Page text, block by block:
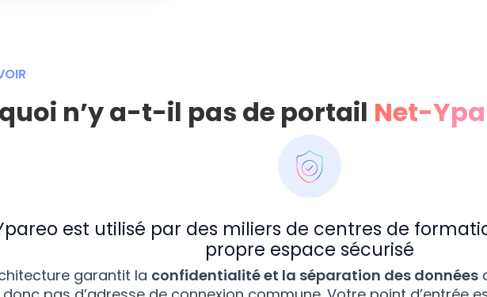
n’y a-t-il pas de portail Net-
est utilisé par des miliers de centres de
propre espace sécurisé
garantit la confidentialité et la séparation des données